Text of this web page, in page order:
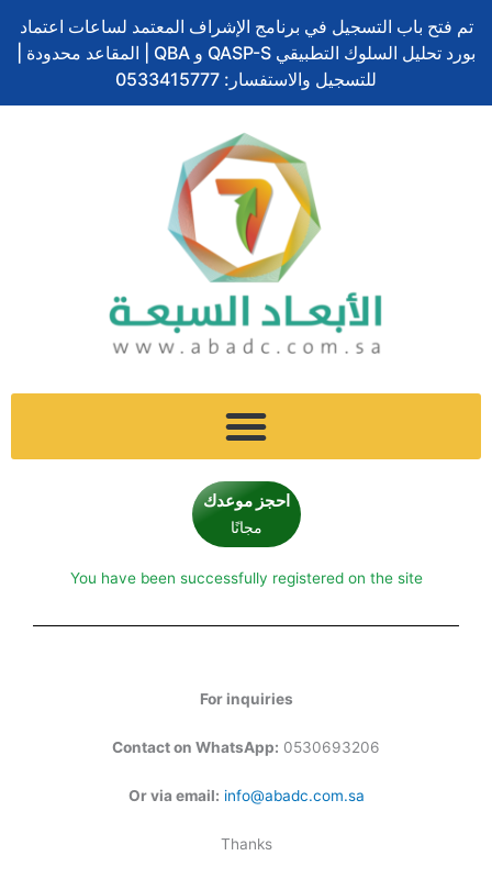
إلى
المحتوى
تم فتح باب التسجيل في برنامج الإشراف المعتمد لساعات اعتماد
بورد تحليل السلوك التطبيقي QASP-S و QBA | المقاعد محدودة |
للتسجيل والاستفسار: 0533415777
احجز موعدك
مجانًا
You have been successfully registered on the site
For inquiries
Contact on WhatsApp: 0530693206
Or via email: info@abadc.com.sa
Thanks